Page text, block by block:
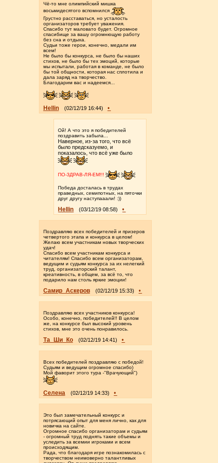
Чё-то мне олимпийский мишка
восьмидесятого вспомнился
Грустно расставаться, но усталость
организаторов требует уважения.
Спасибо тут маловато будет. Огромное
спасибище за вашу огромнющую работу
без сна и отдыха.
Судьи тоже герои, конечно, медали им
всем!
Не было бы конкурса, не было бы наших
стихов, не было бы тех эмоций, которые
мы испытали, работая в команде, не было
бы той общности, которая нас сплотила и
дала заряд на творчество.
Благодарим вас и надеемся...
Hellin (02/12/19 16:44) •
Ой! А что это я победителей
поздравить забыла...
Наверное, из-за того, что всё
было предсказуемо, и
показалось, что всё уже было
ПО-ЗДРАВ-ЛЯ-ЕМ!!!
Победа досталась в трудах
праведных, семипотных, на пяточки
друг другу наступааали! :))
Hellin (03/12/19 08:58) •
Поздравляю всех победителей и призеров
четвертого этапа и конкурса в целом!
Желаю всем участникам новых творческих
удач!
Спасибо всем участникам конкурса и
читателям! Спасибо всем организаторам,
ведущим и судьям конкурса за их нелегкий
труд, организаторский талант,
креативность, в общем, за всё то, что
подарило нам столь яркие эмоции!
Самир_Аскеров (02/12/19 15:33) •
Поздравляю всех участников конкурса!
Особо, конечно, победителей!! В целом
же, на конкурсе был высокий уровень
стихов, мне это очень понравилось.
Та_Ши_Ко (02/12/19 14:41) •
Всех победителей поздравляю с победой!
Судьям и ведущим огромное спасибо)
Мой фаворит этого тура -"Врачующий")
Селена (02/12/19 14:33) •
Это был замечательный конкурс и
потрясающий опыт для меня лично, как для
новичка на сайте.
Огромное спасибо организаторам и судьям
- огромный труд поднять такие объемы и
уследить за всемии игроками и всем
происходящим.
Рада, что благодаря игре познакомилась с
творчеством неимоверно талантливых